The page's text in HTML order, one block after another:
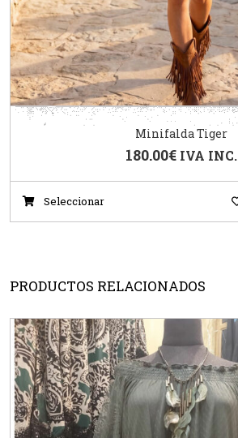
Minifalda Tiger
180.00€ IVA INC.
Seleccionar
PRODUCTOS RELACIONADOS